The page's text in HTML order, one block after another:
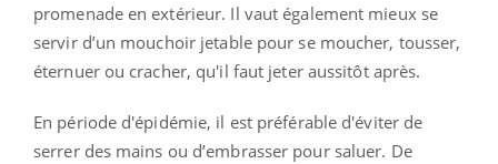
promenade en extérieur. Il vaut également mieux se
servir d’un mouchoir jetable pour se moucher, tousser,
éternuer ou cracher, qu'il faut jeter aussitôt après.
En période d'épidémie, il est préférable d'éviter de
serrer des mains ou d’embrasser pour saluer. De